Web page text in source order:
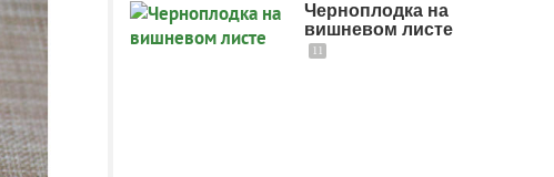
Черноплодка на
вишневом листе
11